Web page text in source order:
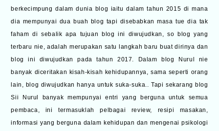
berkecimpung dalam dunia blog iaitu dalam tahun 2015 di mana
dia mempunyai dua buah blog tapi disebabkan masa tue dia tak
faham di sebalik apa tujuan blog ini diwujudkan, so blog yang
terbaru nie, adalah merupakan satu langkah baru buat dirinya dan
blog ini diwujudkan pada tahun 2017. Dalam blog Nurul nie
banyak diceritakan kisah-kisah kehidupannya, sama seperti orang
lain, blog diwujudkan hanya untuk suka-suka.. Tapi sekarang blog
Sii Nurul banyak mempunyai entri yang berguna untuk semua
pembaca, ini termasuklah pelbagai review, resipi masakan,
informasi yang berguna dalam kehidupan dan mengenai psikologi